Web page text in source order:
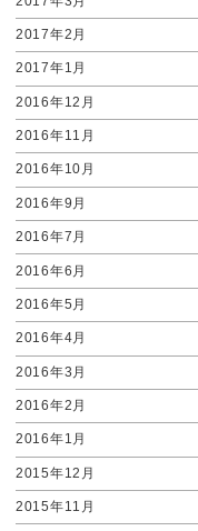
2017年2月
2017年1月
2016年12月
2016年11月
2016年10月
2016年9月
2016年7月
2016年6月
2016年5月
2016年4月
2016年3月
2016年2月
2016年1月
2015年12月
2015年11月